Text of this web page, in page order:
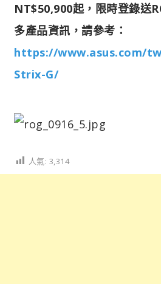
NT$50,900起，限時登錄送
多產品資訊，請參考：
https://www.asus.com/
Strix-G/
人氣: 3,314